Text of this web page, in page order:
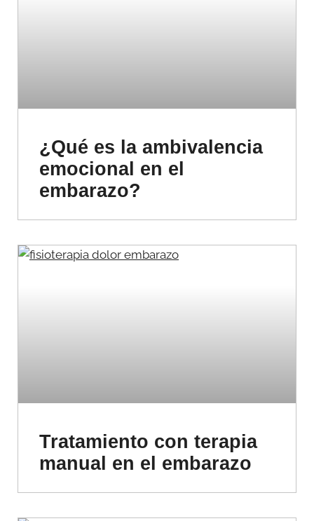
¿Qué es la ambivalencia
emocional en el
embarazo?
Tratamiento con terapia
manual en el embarazo